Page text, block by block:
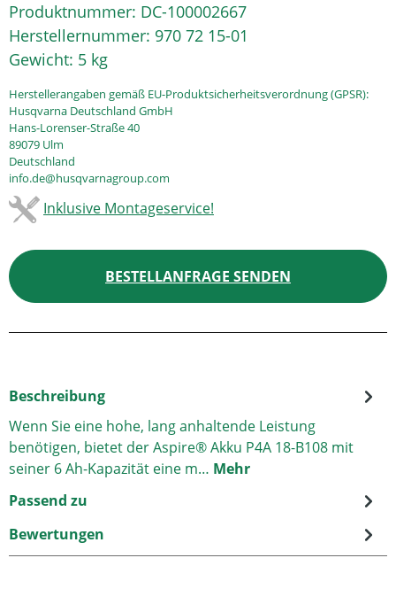
Produktnummer: DC-100002667
Herstellernummer: 970 72 15-01
Gewicht: 5 kg
Herstellerangaben gemäß EU-Produktsicherheitsverordnung (GPSR):
Husqvarna Deutschland GmbH
Hans-Lorenser-Straße 40
89079 Ulm
Deutschland
info.de@husqvarnagroup.com
Inklusive Montageservice!
BESTELLANFRAGE SENDEN
Beschreibung
Wenn Sie eine hohe, lang anhaltende Leistung
benötigen, bietet der Aspire® Akku P4A 18-B108 mit
seiner 6 Ah-Kapazität eine m… Mehr
Passend zu
Bewertungen